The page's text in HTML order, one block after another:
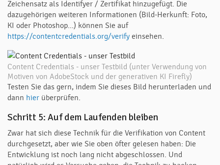
Zeichensatz als Identifyer / Zertifikat hinzugefügt. Die
dazugehörigen weiteren Informationen (Bild-Herkunft: Foto,
KI oder Photoshop...) können Sie auf
https://contentcredentials.org/verify einsehen.
Content Credentials - unser Testbild (unter Verwendung von
Motiven von AdobeStock und der generativen KI Firefly)
Testen Sie das gern, indem Sie dieses Bild herunterladen und
dann hier überprüfen.
Schritt 5: Auf dem Laufenden bleiben
Zwar hat sich diese Technik für die Verifikation von Content
durchgesetzt, aber wie Sie oben öfter gelesen haben: Die
Entwicklung ist noch lang nicht abgeschlossen. Und